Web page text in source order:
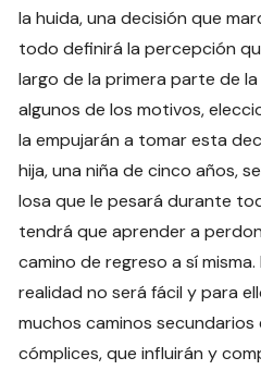
la huida, una decisión que
todo definirá la percepción
largo de la primera parte de
algunos de los motivos,
la empujarán a tomar esta
hija, una niña de cinco años,
losa que le pesará durante
tendrá que aprender a
camino de regreso a sí
realidad no será fácil y para
muchos caminos
cómplices, que influirán y